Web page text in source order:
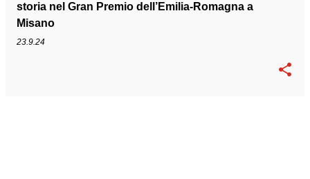
storia nel Gran Premio dell’Emilia-Romagna a
Misano
23.9.24